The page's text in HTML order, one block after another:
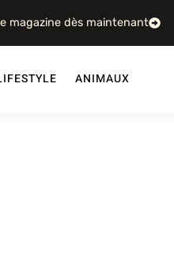
magazine dès maintenant
ANIMAUX